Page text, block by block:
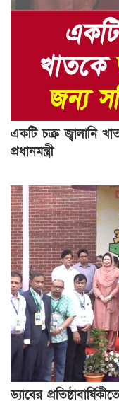
একটি চক্র জ্বালানি
প্রধানমন্ত্রী
ড্যাবের